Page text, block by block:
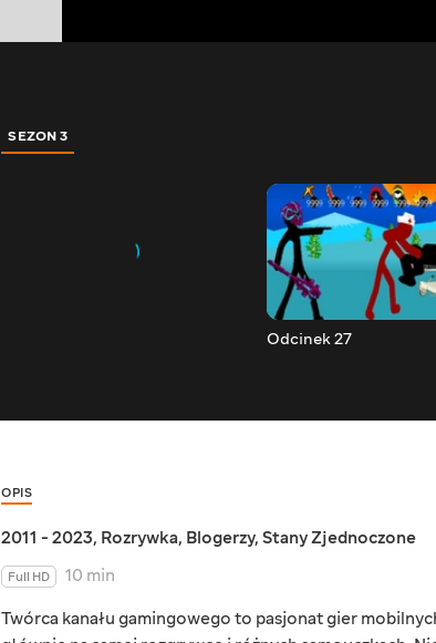
SEZON 3
Odcinek 27
OPIS
2011 - 2023, Rozrywka, Blogerzy, Stany Zjednoczone
Full HD
10 min
Twórca kanału gamingowego to pasjonat gier